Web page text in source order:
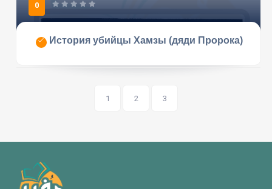
0
История убийцы Хамзы (дяди Пророка)
1 2 3